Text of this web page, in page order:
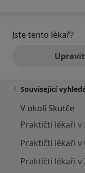
Jste tento lékař?
Související
V okolí Skutče
Praktičtí lékaři v
Praktičtí lékaři v
Praktičtí lékaři v